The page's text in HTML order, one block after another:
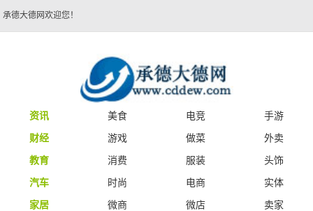
承德大德网欢迎您！
资讯 美食 电竞
手游
财经
游戏 做菜
外卖
教育
消费 服装
头饰
汽车
时尚 电商
实体
家居
微商 微店
卖家